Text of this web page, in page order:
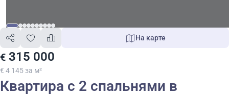
€ 315 000
€ 4 145 за м²
На карте
Квартира с 2 спальнями в